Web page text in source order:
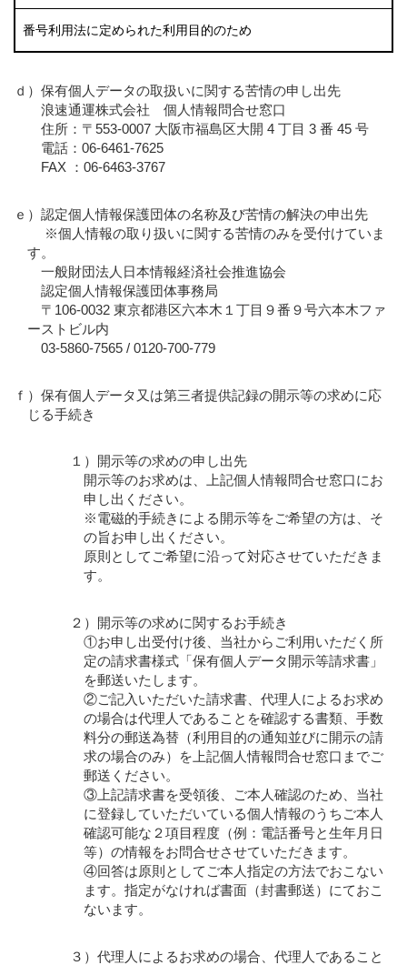
番号利用法に定められた利用目的のため
ｄ）保有個人データの取扱いに関する苦情の申し出先
浪速通運株式会社 個人情報問合せ窓口
住所：〒553-0007 大阪市福島区大開 4 丁目 3 番 45 号
電話：06-6461-7625
FAX ：06-6463-3767
ｅ）認定個人情報保護団体の名称及び苦情の解決の申出先
※個人情報の取り扱いに関する苦情のみを受付けていま
す。
一般財団法人日本情報経済社会推進協会
認定個人情報保護団体事務局
〒106-0032 東京都港区六本木１丁目９番９号六本木ファ
ーストビル内
03-5860-7565 / 0120-700-779
ｆ）保有個人データ又は第三者提供記録の開示等の求めに応
じる手続き
１）開示等の求めの申し出先
開示等のお求めは、上記個人情報問合せ窓口にお
申し出ください。
※電磁的手続きによる開示等をご希望の方は、そ
の旨お申し出ください。
原則としてご希望に沿って対応させていただきま
す。
２）開示等の求めに関するお手続き
①お申し出受付け後、当社からご利用いただく所
定の請求書様式「保有個人データ開示等請求書」
を郵送いたします。
②ご記入いただいた請求書、代理人によるお求め
の場合は代理人であることを確認する書類、手数
料分の郵送為替（利用目的の通知並びに開示の請
求の場合のみ）を上記個人情報問合せ窓口までご
郵送ください。
③上記請求書を受領後、ご本人確認のため、当社
に登録していただいている個人情報のうちご本人
確認可能な２項目程度（例：電話番号と生年月日
等）の情報をお問合せさせていただきます。
④回答は原則としてご本人指定の方法でおこない
ます。指定がなければ書面（封書郵送）にておこ
ないます。
３）代理人によるお求めの場合、代理人であること